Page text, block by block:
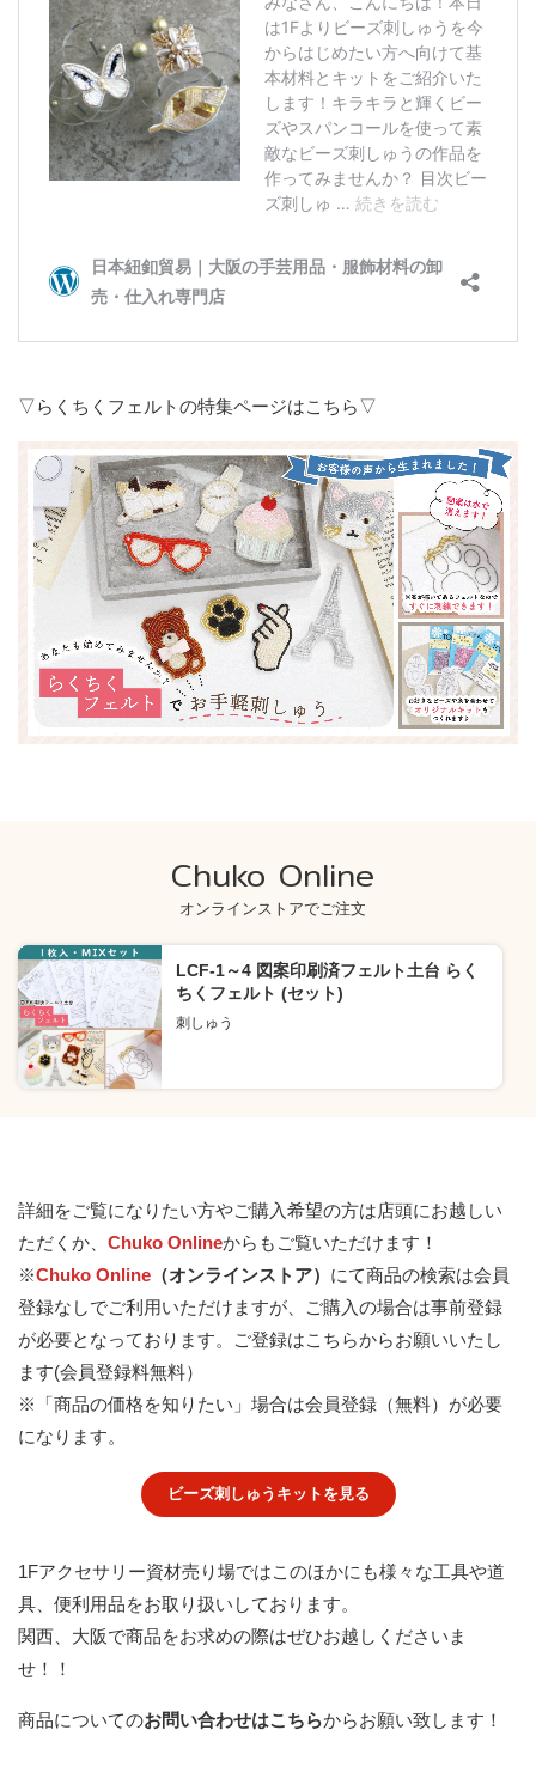
▽らくちくフェルトの特集ページはこちら▽
Chuko Online
オンラインストアでご注文
LCF-1～4 図案印刷済フェルト土台 らく
ちくフェルト (セット)
刺しゅう
詳細をご覧になりたい方やご購入希望の方は店頭にお越しい
ただくか、 Chuko Onlineからもご覧いただけます！
※Chuko Online （オンラインストア） にて商品の検索は会員
登録なしでご利用いただけますが、ご購入の場合は事前登録
が必要となっております。
ご登録はこちらからお願いいたし
ます(会員登録料無料）
※「商品の価格を知りたい」場合は会員登録（無料）が必要
になります。
ビーズ刺しゅうキットを見る
1Fアクセサリー資材売り場ではこのほかにも様々な工具や道
具、便利用品をお取り扱いしております。
関西、大阪で商品をお求めの際はぜひお越しくださいま
せ！！
商品についてのお問い合わせはこちらからお願い致します！